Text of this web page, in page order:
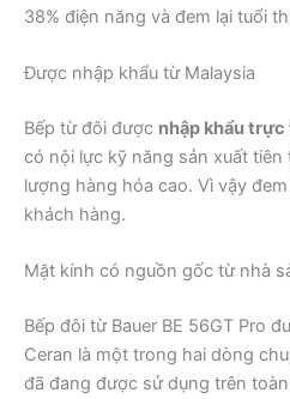
38% điện năng và đem lại tuổi
Được nhập khẩu từ Malaysia
Bếp từ đôi được nhập khẩu
có nội lực kỹ năng sản xuất
lượng hàng hóa cao. Vì vậy
khách hàng.
Mặt kính có nguồn gốc từ nhà
Bếp đôi từ Bauer BE 56GT Pro
Ceran là một trong hai dòng
đã đang được sử dụng trên